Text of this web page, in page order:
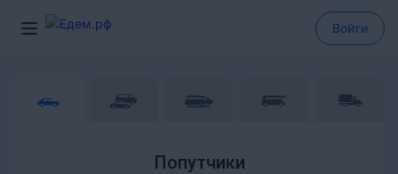
Войти
Попутчики